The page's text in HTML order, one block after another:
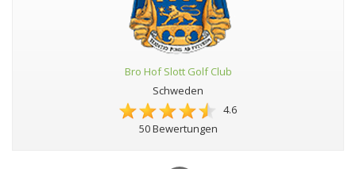
Bro Hof Slott Golf Club
Schweden
4.6
50 Bewertungen